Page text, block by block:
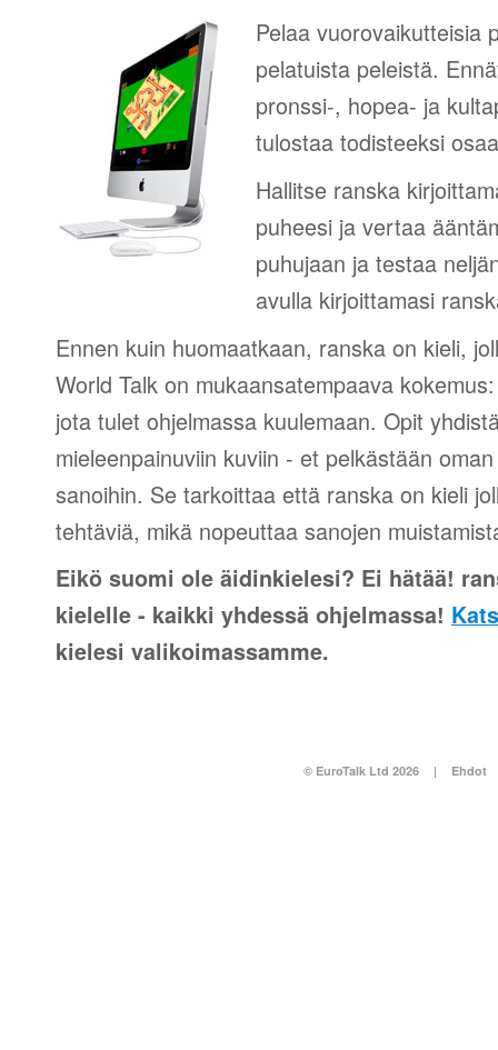
Pelaa vuorovaikutteisia
pelatuista peleistä.
pronssi-, hopea- ja
tulostaa todisteeksi
Hallitse ranska
puheesi ja vertaa
puhujaan ja testaa
avulla kirjoittamasi
Ennen kuin huomaatkaan, ranska on kieli,
World Talk on mukaansatempaava
jota tulet ohjelmassa kuulemaan. Opit
mieleenpainuviin kuviin - et pelkästään
sanoihin. Se tarkoittaa että ranska on kieli
tehtäviä, mikä nopeuttaa sanojen
Eikö suomi ole äidinkielesi? Ei hätää!
kielelle - kaikki yhdessä ohjelmassa!
kielesi valikoimassamme.
© EuroTalk Ltd 2026 | Ehdot